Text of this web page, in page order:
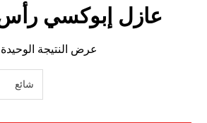
عازل إبوكسي رأس
عرض النتيجة الوحيدة